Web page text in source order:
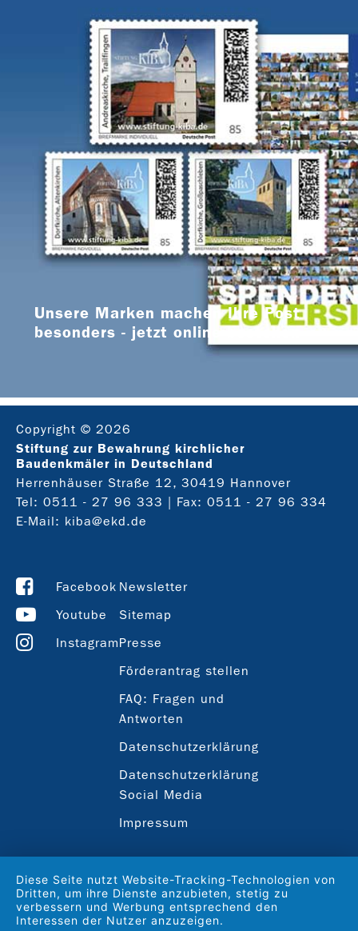
Unsere Marken machen Ihre Post
besonders - jetzt online bestellen
Copyright © 2026
Stiftung zur Bewahrung kirchlicher
Baudenkmäler in Deutschland
Herrenhäuser Straße 12, 30419 Hannover
Tel: 0511 - 27 96 333 | Fax: 0511 - 27 96 334
E-Mail: kiba@ekd.de
Facebook
Youtube
Instagram
Newsletter
Sitemap
Presse
Förderantrag stellen
FAQ: Fragen und
Antworten
Datenschutzerklärung
Datenschutzerklärung
Social Media
Impressum
Diese Seite nutzt Website-Tracking-Technologien von
Dritten, um ihre Dienste anzubieten, stetig zu
verbessern und Werbung entsprechend den
Interessen der Nutzer anzuzeigen.